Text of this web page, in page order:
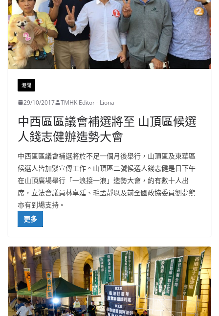
港聞
29/10/2017 TMHK Editor - Liona
中西區區議會補選將至 山頂區候選
人錢志健辦造勢大會
中西區區議會補選將於不足一個月後舉行，山頂區及東華區
候選人皆加緊宣傳工作。山頂區二號候選人錢志健是日下午
在山頂廣場舉行「一浪接一浪」造勢大會，約有數十人出
席，立法會議員林卓廷、毛孟靜以及前全國政協委員劉夢熊
亦有到場支持。
更多